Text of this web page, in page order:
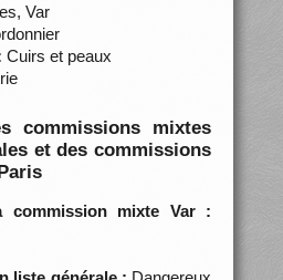
Var
Cuirs et peaux
commissions mixtes
et des commissions
commission mixte Var :